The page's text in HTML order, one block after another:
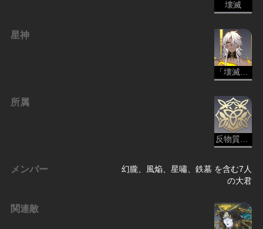
壊滅
星神
「壊滅」・ナヌーク
所属
反物質レギオン - 壊滅
メンバー
幻朧、風焔、星嘯、鉄墓 を含む7人
の大君
関連敵